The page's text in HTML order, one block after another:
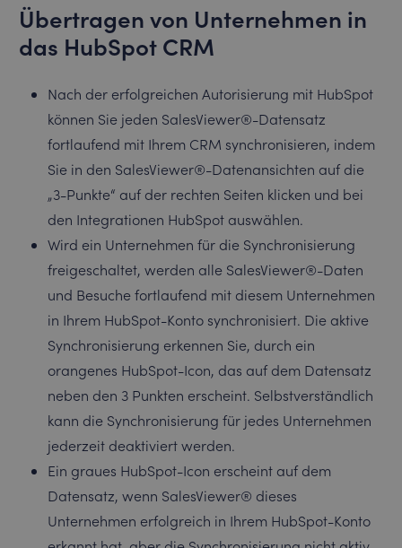
Übertragen von Unternehmen in
das HubSpot CRM
Nach der erfolgreichen Autorisierung mit HubSpot
können Sie jeden SalesViewer®-Datensatz
fortlaufend mit Ihrem CRM synchronisieren, indem
Sie in den SalesViewer®-Datenansichten auf die
„3-Punkte“ auf der rechten Seiten klicken und bei
den Integrationen HubSpot auswählen.
Wird ein Unternehmen für die Synchronisierung
freigeschaltet, werden alle SalesViewer®-Daten
und Besuche fortlaufend mit diesem Unternehmen
in Ihrem HubSpot-Konto synchronisiert. Die aktive
Synchronisierung erkennen Sie, durch ein
orangenes HubSpot-Icon, das auf dem Datensatz
neben den 3 Punkten erscheint. Selbstverständlich
kann die Synchronisierung für jedes Unternehmen
jederzeit deaktiviert werden.
Ein graues HubSpot-Icon erscheint auf dem
Datensatz, wenn SalesViewer® dieses
Unternehmen erfolgreich in Ihrem HubSpot-Konto